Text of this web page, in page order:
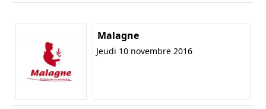
Malagne
Jeudi 10 novembre 2016